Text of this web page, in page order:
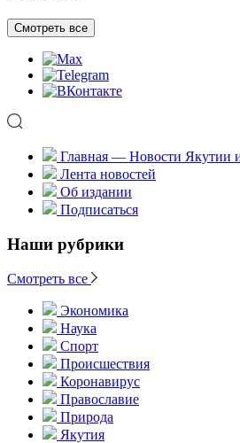
Смотреть все
Главная — Новости Якутии
Лента новостей
Об издании
Подписаться
Наши рубрики
Смотреть все
Экономика
Наука
Спорт
Происшествия
Коронавирус
Православие
Природа
Якутия